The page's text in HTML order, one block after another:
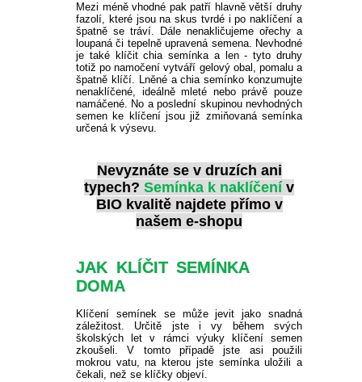
VITÁLKA
PRYŠEC
EURYOPS
Mezi méně vhodné pak patří hlavně větší druhy
fazolí, které jsou na skus tvrdé i po naklíčení a
špatně se tráví. Dále nenakličujeme ořechy a
loupaná či tepelně upravená semena. Nevhodné
je také klíčit chia semínka a len - tyto druhy
totiž po namočení vytváří gelový obal, pomalu a
špatně klíčí. Lněné a chia semínko konzumujte
nenaklíčené, ideálně mleté nebo právě pouze
namáčené. No a poslední skupinou nevhodných
semen ke klíčení jsou již zmiňovaná semínka
určená k výsevu.
Nevyznáte se v druzích ani
typech? Semínka k naklíčení v
BIO kvalitě najdete přímo v
našem e-shopu
JAK KLÍČIT SEMÍNKA
DOMA
Klíčení semínek se může jevit jako snadná
záležitost. Určitě jste i vy během svých
školských let v rámci výuky klíčení semen
zkoušeli. V tomto případě jste asi použili
mokrou vatu, na kterou jste semínka uložili a
čekali, než se klíčky objeví.